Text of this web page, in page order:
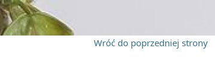
Wróć do poprzedniej strony